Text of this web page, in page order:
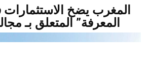
المغرب يضخ
المعرفة” المتعلق بـ